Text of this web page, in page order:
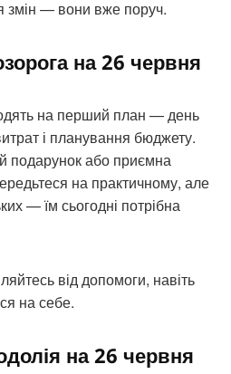
змін — вони вже поруч.
на 26 червня
на перший план — день
і планування бюджету.
подарунок або приємна
на практичному, але
— їм сьогодні потрібна
від допомоги, навіть
на себе.
на 26 червня